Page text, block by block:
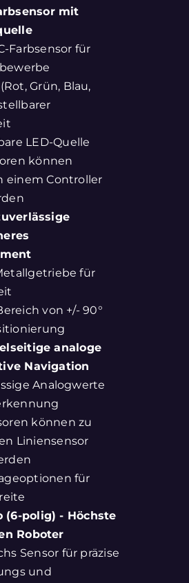
mit
Farbsensor für
Grün, Blau,
LED-Quelle
können
einem Controller
für
von +/- 90°
analoge
Navigation
Analogwerte
können zu
Liniensensor
für
(6-polig) - Höchste
Roboter
Sensor für präzise
und